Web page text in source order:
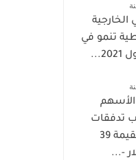
الخارجية
تنمو في
تدفقات
ضخمة بقيمة 39
-...